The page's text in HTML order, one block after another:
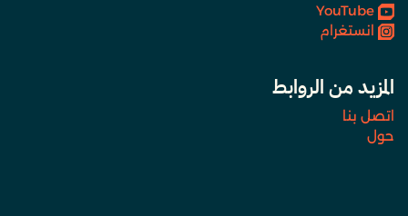
YouTube
انستغرام
المزيد من الروابط
اتصل بنا
حول